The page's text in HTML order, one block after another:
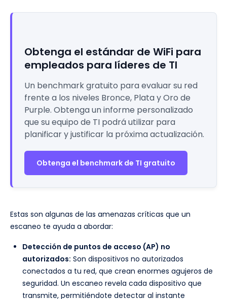
Obtenga el estándar de WiFi para
empleados para líderes de TI
Un benchmark gratuito para evaluar su red
frente a los niveles Bronce, Plata y Oro de
Purple. Obtenga un informe personalizado
que su equipo de TI podrá utilizar para
planificar y justificar la próxima actualización.
Obtenga el benchmark de TI gratuito
Estas son algunas de las amenazas críticas que un
escaneo te ayuda a abordar:
Detección de puntos de acceso (AP) no
autorizados: Son dispositivos no autorizados
conectados a tu red, que crean enormes agujeros de
seguridad. Un escaneo revela cada dispositivo que
transmite, permitiéndote detectar al instante